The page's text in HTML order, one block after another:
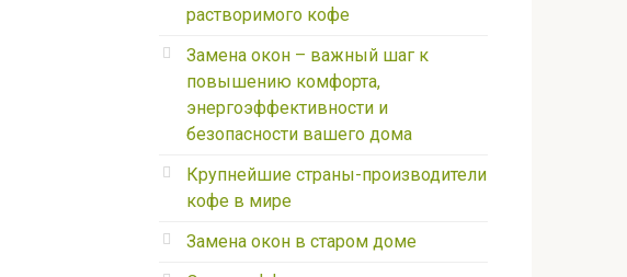
растворимого кофе
Замена окон – важный шаг к
повышению комфорта,
энергоэффективности и
безопасности вашего дома
Крупнейшие страны-производители
кофе в мире
Замена окон в старом доме